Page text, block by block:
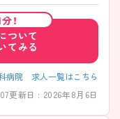
休の取得も心がけている
可能です。整形外科未経
可能です。地下鉄南北
、アクセス良好です。
トなど、さらに詳細をお
談ください。
！
ついて
てみる
病院 求人一覧はこちら
更新日 : 2026年8月6日